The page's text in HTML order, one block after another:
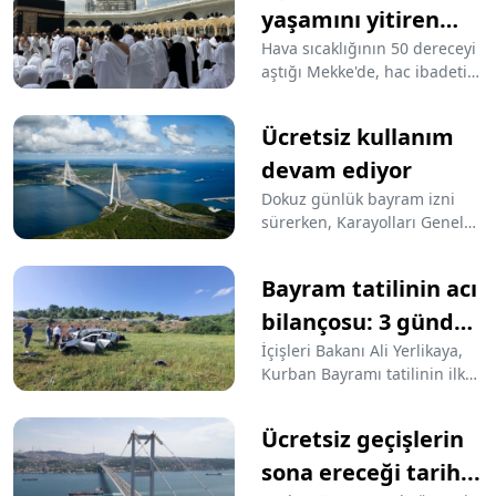
yaşamını yitiren
hacı adayı sayısı
1000'i geçti
Hava sıcaklığının 50 dereceyi
aştığı Mekke'de, hac ibadeti
gün artıyor... Dün resmi
verilere göre yaklaşık 500
kişinin yaşamını yitirdiği
açıklanırken bugün bu rakam
1000'i geçti.
Ücretsiz kullanım
devam ediyor
Dokuz günlük bayram izni
sürerken, Karayolları Genel
ne zamana kadar ücretsiz
olduğunu araştırıyor. KGM
sorumluluğundaki otoyollar
ile 15 Temmuz Şehitler ve
Fatih Sultan Mehmet
Haziran Pazartesi saat
07.00'ye kadar ücretsiz olarak
kullanılabilecek.
Bayram tatilinin acı
bilançosu: 3 günde
22 kişi öldü
İçişleri Bakanı Ali Yerlikaya,
Kurban Bayramı tatilinin ilk
hayatını kaybettiğini
duyurdu.
Ücretsiz geçişlerin
sona ereceği tarih...